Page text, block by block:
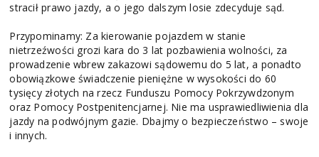
stracił prawo jazdy, a o jego dalszym losie zdecyduje sąd.
Przypominamy: Za kierowanie pojazdem w stanie
nietrzeźwości grozi kara do 3 lat pozbawienia wolności, za
prowadzenie wbrew zakazowi sądowemu do 5 lat, a ponadto
obowiązkowe świadczenie pieniężne w wysokości do 60
tysięcy złotych na rzecz Funduszu Pomocy Pokrzywdzonym
oraz Pomocy Postpenitencjarnej. Nie ma usprawiedliwienia dla
jazdy na podwójnym gazie. Dbajmy o bezpieczeństwo – swoje
i innych.